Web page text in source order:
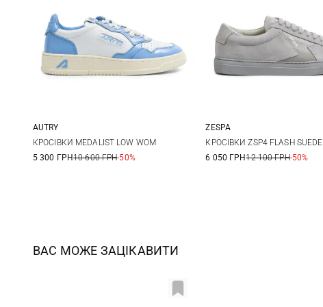
37 38 39
AUTRY
КРОСІВКИ MEDALIST LOW WOM
5 300 ГРН10 600 ГРН-50%
36 37 38
ZESPA
КРОСІВКИ ZSP4 FLASH SUEDE
6 050 ГРН12 100 ГРН-50%
ВАС МОЖЕ ЗАЦІКАВИТИ